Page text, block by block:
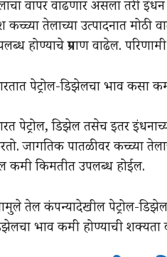
वापर वाढणार असला तरी
कच्च्या तेलाच्या उत्पादनात
होण्याचे प्रमाण वाढेल.
पेट्रोल-डिझेलचा भाव कसा
पेट्रोल, डिझेल तसेच इतर
जागतिक पातळीवर कच्च्या
कमी किमतीत उपलब्ध होईल.
तेल कंपन्यादेखील पेट्रोल-
भाव कमी होण्याची